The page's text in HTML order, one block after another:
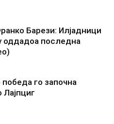
Барези: Илјадници
оддадоа последна
победа го започна
Лајпциг